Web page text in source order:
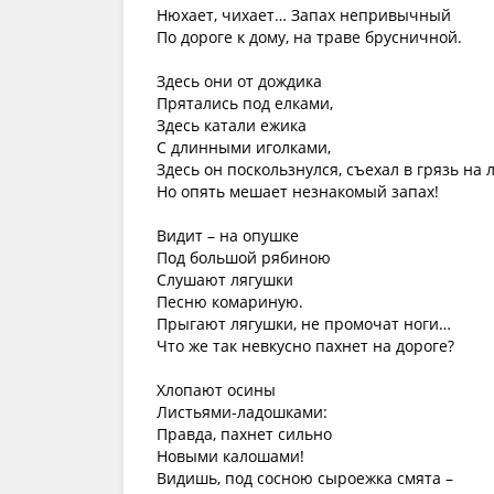
Нюхает, чихает… Запах непривычный
По дороге к дому, на траве брусничной.
Здесь они от дождика
Прятались под елками,
Здесь катали ежика
С длинными иголками,
Здесь он поскользнулся, съехал в грязь на
Но опять мешает незнакомый запах!
Видит – на опушке
Под большой рябиною
Слушают лягушки
Песню комариную.
Прыгают лягушки, не промочат ноги…
Что же так невкусно пахнет на дороге?
Хлопают осины
Листьями-ладошками:
Правда, пахнет сильно
Новыми калошами!
Видишь, под сосною сыроежка смята –